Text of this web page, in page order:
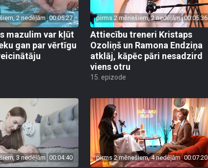
2 nedēļām 00:05:27
mazulim var kļūt
gan par vērtīgu
pirms 2 mēnešiem, 2 nedēļām 00:05:36
Attiecību treneri Kristaps
Ozoliņš un Ramona Endziņa
atklāj, kāpēc pāri nesadzird
viens otru
15. epizode
3 nedēļām 00:04:40 pirms 2 mēnešiem, 4 nedēļām 00:07:20